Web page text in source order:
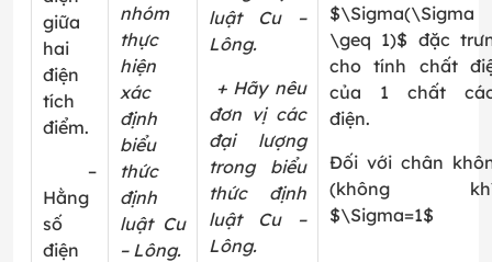
giữa
hai
điện
tích
điểm.
–
Hằng
số
điện
nhóm
thực
hiện
xác
định
biểu
thức
định
luật Cu
– Lông.
luật Cu –
Lông.
+ Hãy nêu
đơn vị các
đại lượng
trong biểu
thức định
luật Cu –
Lông.
$\Sigma(\Sigma
\geq 1)$ đặc
cho tính chất
của 1 chất
điện.
Đối với chân
(không
$\Sigma=1$